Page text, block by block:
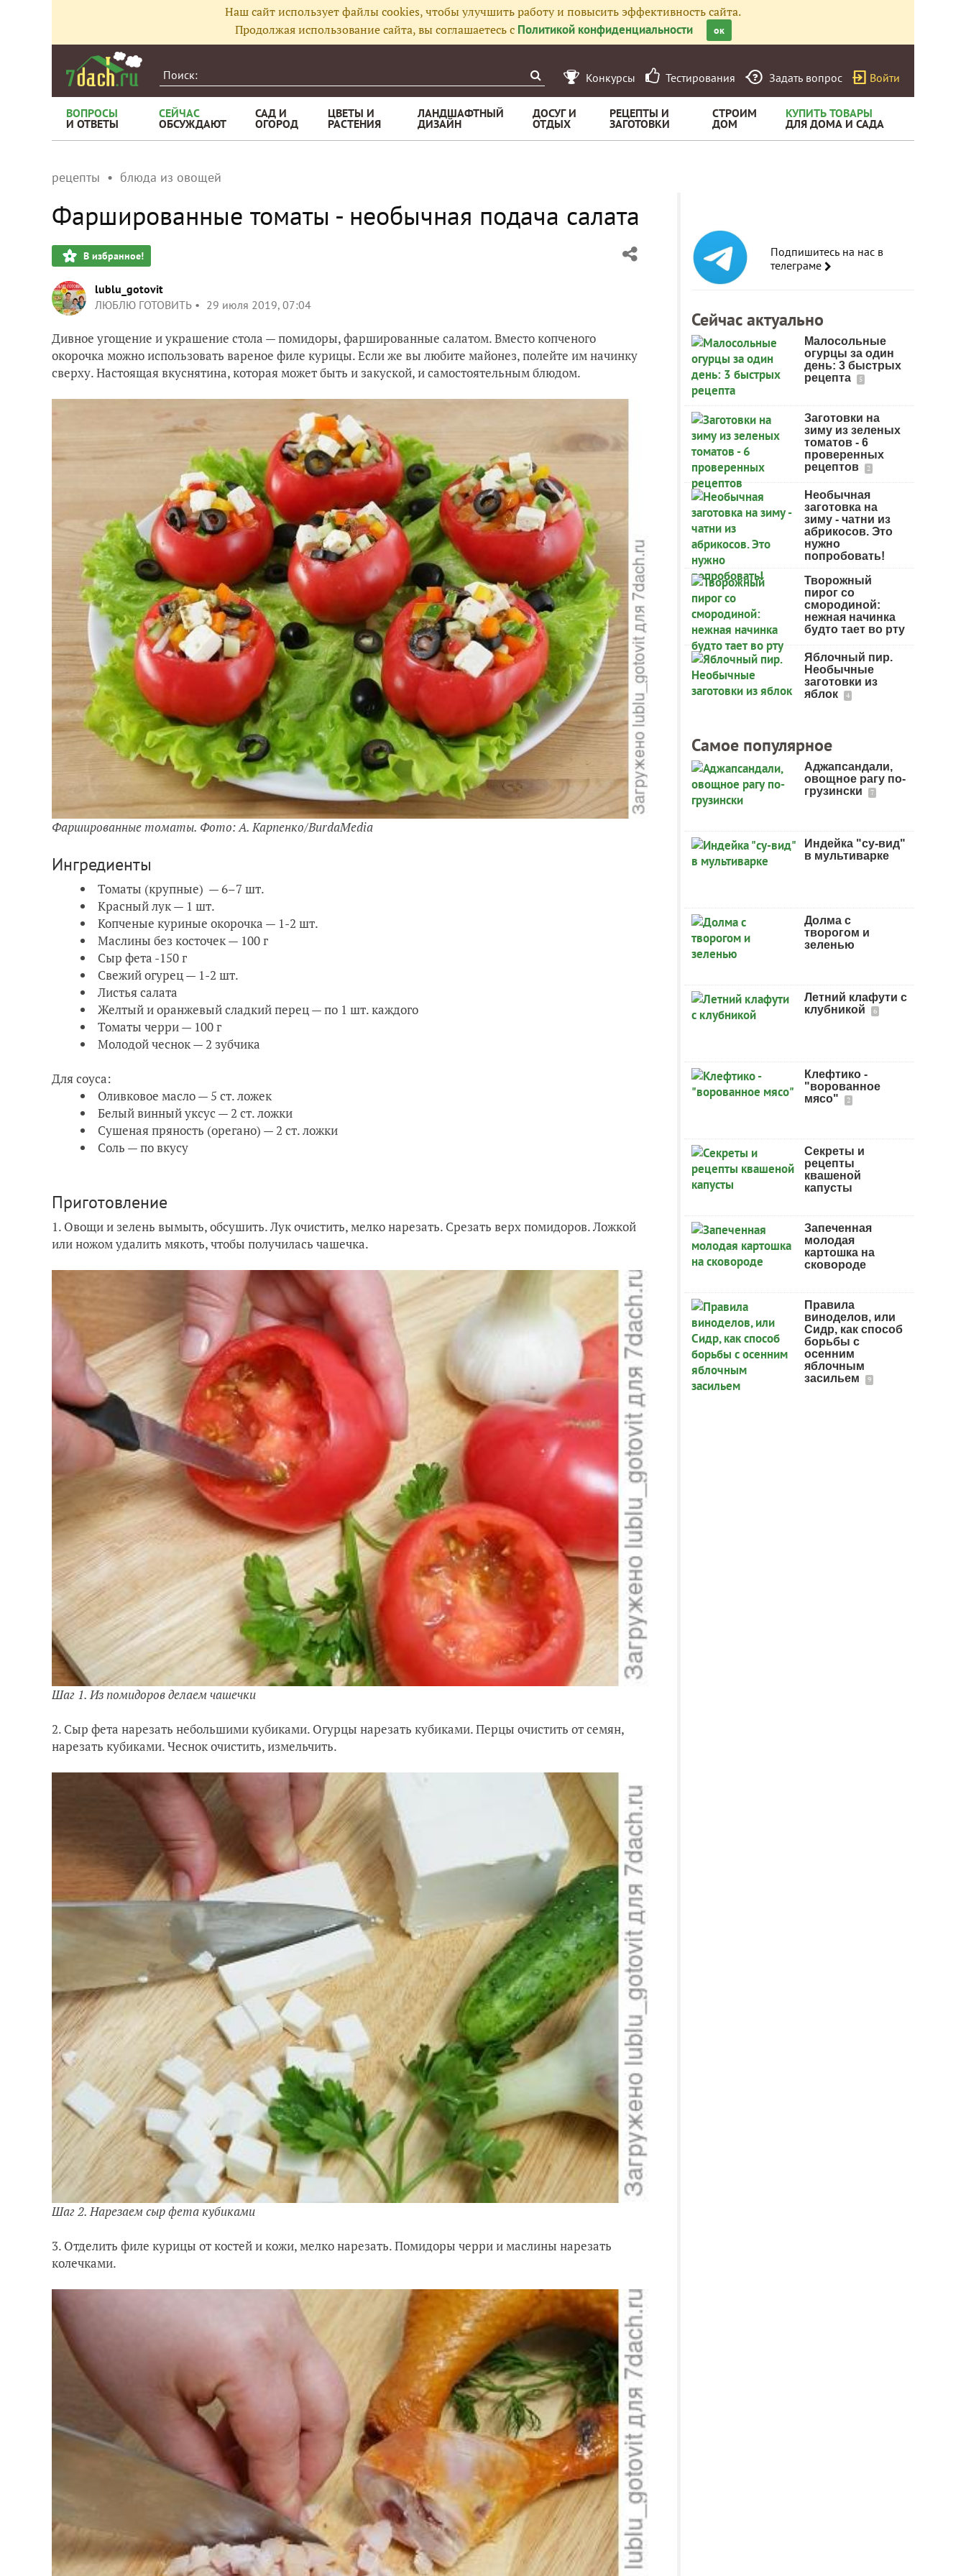
Наш сайт использует файлы cookies, чтобы улучшить работу и повысить эффективность сайта.
Продолжая использование сайта, вы соглашаетесь с Политикой конфиденциальности ок
Конкурсы Тестирования Задать вопрос Войти
ВОПРОСЫ
И ОТВЕТЫ
СЕЙЧАС
ОБСУЖДАЮТ
САД И
ОГОРОД
ЦВЕТЫ И
РАСТЕНИЯ
ЛАНДШАФТНЫЙ
ДИЗАЙН
ДОСУГ И
ОТДЫХ
РЕЦЕПТЫ И
ЗАГОТОВКИ
СТРОИМ
ДОМ
КУПИТЬ ТОВАРЫ
ДЛЯ ДОМА И САДА
рецепты блюда из овощей
Фаршированные томаты - необычная подача салата
В избранное!
lublu_gotovit
ЛЮБЛЮ ГОТОВИТЬ
29 июля 2019, 07:04
Дивное угощение и украшение стола — помидоры, фаршированные салатом. Вместо копченого
окорочка можно использовать вареное филе курицы. Если же вы любите майонез, полейте им начинку
сверху. Настоящая вкуснятина, которая может быть и закуской, и самостоятельным блюдом.
Фаршированные томаты. Фото: А. Карпенко/BurdaMedia
Ингредиенты
Томаты (крупные) — 6–7 шт.
Красный лук — 1 шт.
Копченые куриные окорочка — 1-2 шт.
Маслины без косточек — 100 г
Сыр фета -150 г
Свежий огурец — 1-2 шт.
Листья салата
Желтый и оранжевый сладкий перец — по 1 шт. каждого
Томаты черри — 100 г
Молодой чеснок — 2 зубчика
Для соуса:
Оливковое масло — 5 ст. ложек
Белый винный уксус — 2 ст. ложки
Сушеная пряность (орегано) — 2 ст. ложки
Соль — по вкусу
Приготовление
1. Овощи и зелень вымыть, обсушить. Лук очистить, мелко нарезать. Срезать верх помидоров. Ложкой
или ножом удалить мякоть, чтобы получилась чашечка.
Шаг 1. Из помидоров делаем чашечки
2. Сыр фета нарезать небольшими кубиками. Огурцы нарезать кубиками. Перцы очистить от семян,
нарезать кубиками. Чеснок очистить, измельчить.
Шаг 2. Нарезаем сыр фета кубиками
3. Отделить филе курицы от костей и кожи, мелко нарезать. Помидоры черри и маслины нарезать
колечками.
Подпишитесь на нас в
телеграме
Сейчас актуально
Малосольные
огурцы за один
день: 3 быстрых
рецепта
5
Заготовки на
зиму из зеленых
томатов - 6
проверенных
рецептов
2
Необычная
заготовка на
зиму - чатни из
абрикосов. Это
нужно
попробовать!
Творожный
пирог со
смородиной:
нежная начинка
будто тает во рту
Яблочный пир.
Необычные
заготовки из
яблок
4
Самое популярное
Аджапсандали,
овощное рагу по-
грузински
7
Индейка "су-вид"
в мультиварке
Долма с
творогом и
зеленью
Летний клафути с
клубникой
6
Клефтико -
"ворованное
мясо"
2
Секреты и
рецепты
квашеной
капусты
Запеченная
молодая
картошка на
сковороде
Правила
виноделов, или
Сидр, как способ
борьбы с
осенним
яблочным
засильем
9